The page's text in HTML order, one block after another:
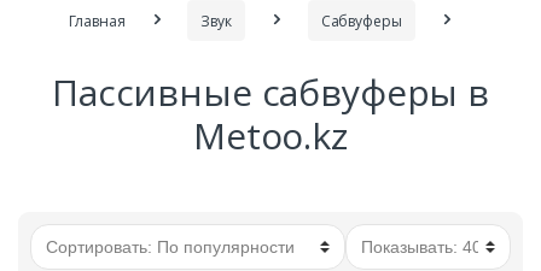
Главная Звук Сабвуферы
Пассивные сабвуферы в
Metoo.kz